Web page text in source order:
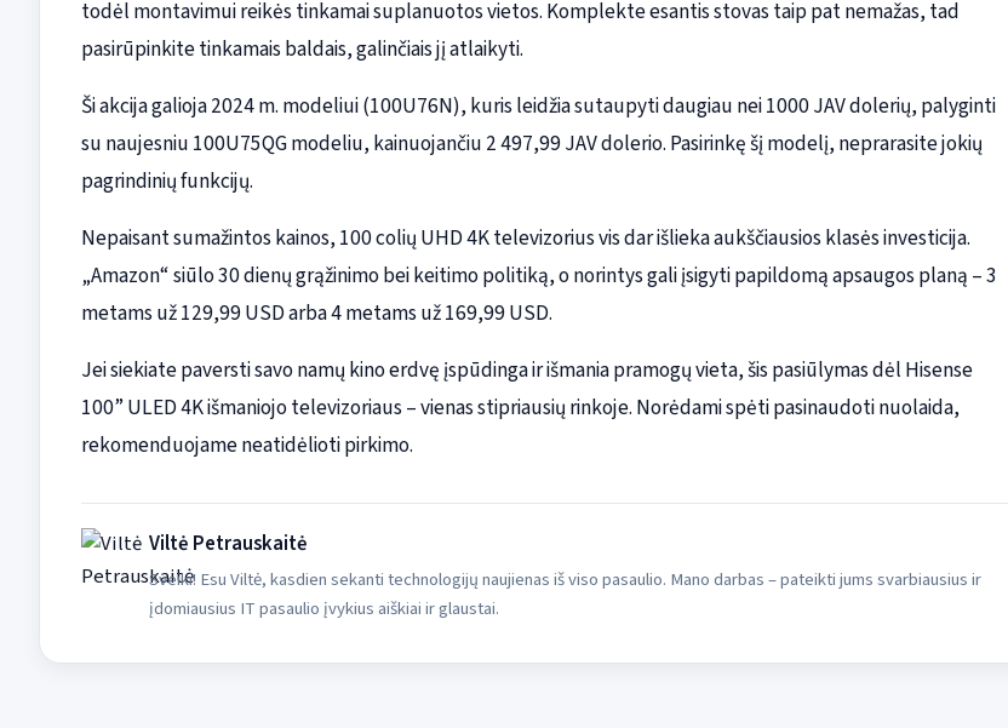
todėl montavimui reikės tinkamai suplanuotos vietos. Komplekte esantis stovas taip pat nemažas, tad
pasirūpinkite tinkamais baldais, galinčiais jį atlaikyti.
Ši akcija galioja 2024 m. modeliui (100U76N), kuris leidžia sutaupyti daugiau nei 1000 JAV dolerių, palyginti
su naujesniu 100U75QG modeliu, kainuojančiu 2 497,99 JAV dolerio. Pasirinkę šį modelį, neprarasite jokių
pagrindinių funkcijų.
Nepaisant sumažintos kainos, 100 colių UHD 4K televizorius vis dar išlieka aukščiausios klasės investicija.
„Amazon“ siūlo 30 dienų grąžinimo bei keitimo politiką, o norintys gali įsigyti papildomą apsaugos planą – 3
metams už 129,99 USD arba 4 metams už 169,99 USD.
Jei siekiate paversti savo namų kino erdvę įspūdinga ir išmania pramogų vieta, šis pasiūlymas dėl Hisense
100” ULED 4K išmaniojo televizoriaus – vienas stipriausių rinkoje. Norėdami spėti pasinaudoti nuolaida,
rekomenduojame neatidėlioti pirkimo.
Viltė Petrauskaitė
Sveiki! Esu Viltė, kasdien sekanti technologijų naujienas iš viso pasaulio. Mano darbas – pateikti jums svarbiausius ir
įdomiausius IT pasaulio įvykius aiškiai ir glaustai.